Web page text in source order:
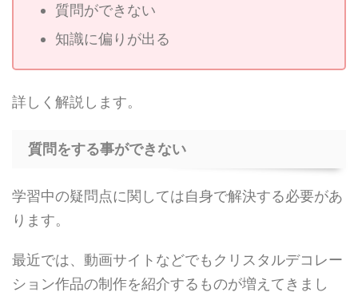
質問ができない
知識に偏りが出る
詳しく解説します。
質問をする事ができない
学習中の疑問点に関しては自身で解決する必要があ
ります。
最近では、動画サイトなどでもクリスタルデコレー
ション作品の制作を紹介するものが増えてきまし